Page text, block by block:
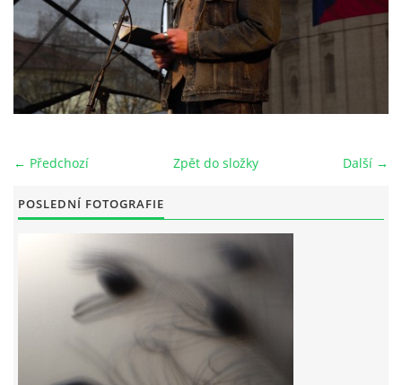
VÝSTAVY
KONTAKT
© 2026 eStránky.cz
← Předchozí Další →
Zpět do složky
POSLEDNÍ FOTOGRAFIE